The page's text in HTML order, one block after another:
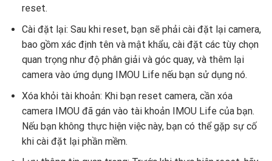
reset.
Cài đặt lại: Sau khi reset, bạn sẽ phải cài đặt lại camera,
bao gồm xác định tên và mật khẩu, cài đặt các tùy chọn
quan trọng như độ phân giải và góc quay, và thêm lại
camera vào ứng dụng IMOU Life nếu bạn sử dụng nó.
Xóa khỏi tài khoản: Khi bạn reset camera, cần xóa
camera IMOU đã gán vào tài khoản IMOU Life của bạn.
Nếu bạn không thực hiện việc này, bạn có thể gặp sự cố
khi cài đặt lại phần mềm.